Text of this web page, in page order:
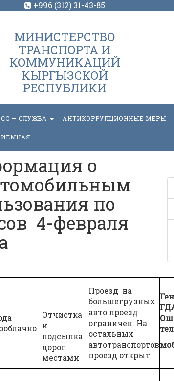
+996 (312) 31-43-85
МИНИСТЕРСТВО
ТРАНСПОРТА И
КОММУНИКАЦИЙ
КЫРГЫЗСКОЙ
РЕСПУБЛИКИ
— СЛУЖБА АНТИКОРРУПЦИОННЫЕ МЕРЫ
о
по
4-февраля
Отчистка
и
подсыпка
дорог
местами
Проезд на
большегрузных
авто проезд
ограничен. На
остальных
автотранспортов
проезд открыт
Ош